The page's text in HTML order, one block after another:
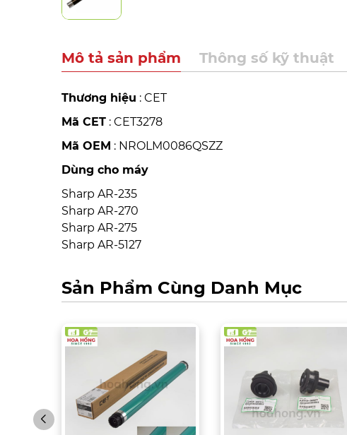
Mô tả sản phẩm Thông số kỹ thuật
Thương hiệu : CET
Mã CET : CET3278
Mã OEM : NROLM0086QSZZ
Dùng cho máy
Sharp AR-235
Sharp AR-270
Sharp AR-275
Sharp AR-5127
Sản Phẩm Cùng Danh Mục